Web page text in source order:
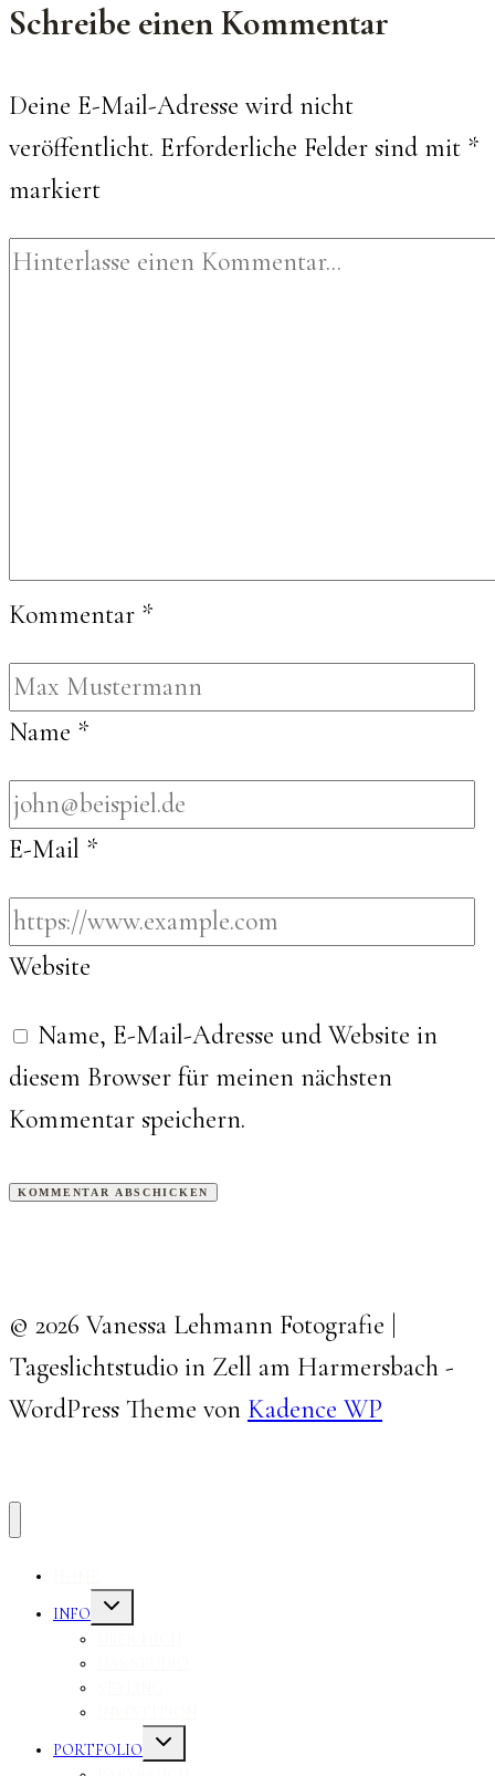
Schreibe einen Kommentar
Deine E-Mail-Adresse wird nicht
veröffentlicht. Erforderliche Felder sind mit *
markiert
Kommentar *
Name *
E-Mail *
Website
Name, E-Mail-Adresse und Website in
diesem Browser für meinen nächsten
Kommentar speichern.
© 2026 Vanessa Lehmann Fotografie |
Tageslichtstudio in Zell am Harmersbach -
WordPress Theme von Kadence WP
INFO
Untermenü
umschalten
PORTFOLIO
Untermenü
umschalten